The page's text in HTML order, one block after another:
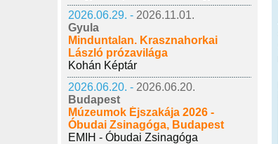
2026.06.29. - 2026.11.01.
Gyula
Minduntalan. Krasznahorkai
László prózavilága
Kohán Képtár
2026.06.20. - 2026.06.20.
Budapest
Múzeumok Éjszakája 2026 -
Óbudai Zsinagóga, Budapest
EMIH - Óbudai Zsinagóga